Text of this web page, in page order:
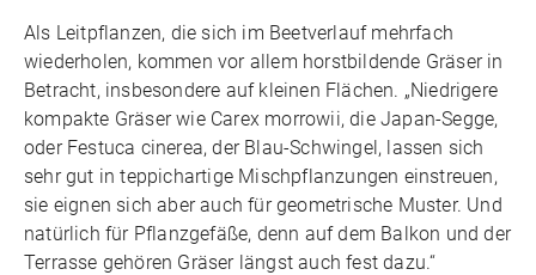
Als Leitpflanzen, die sich im Beetverlauf mehrfach
wiederholen, kommen vor allem horstbildende Gräser in
Betracht, insbesondere auf kleinen Flächen. „Niedrigere
kompakte Gräser wie Carex morrowii, die Japan-Segge,
oder Festuca cinerea, der Blau-Schwingel, lassen sich
sehr gut in teppichartige Mischpflanzungen einstreuen,
sie eignen sich aber auch für geometrische Muster. Und
natürlich für Pflanzgefäße, denn auf dem Balkon und der
Terrasse gehören Gräser längst auch fest dazu.“